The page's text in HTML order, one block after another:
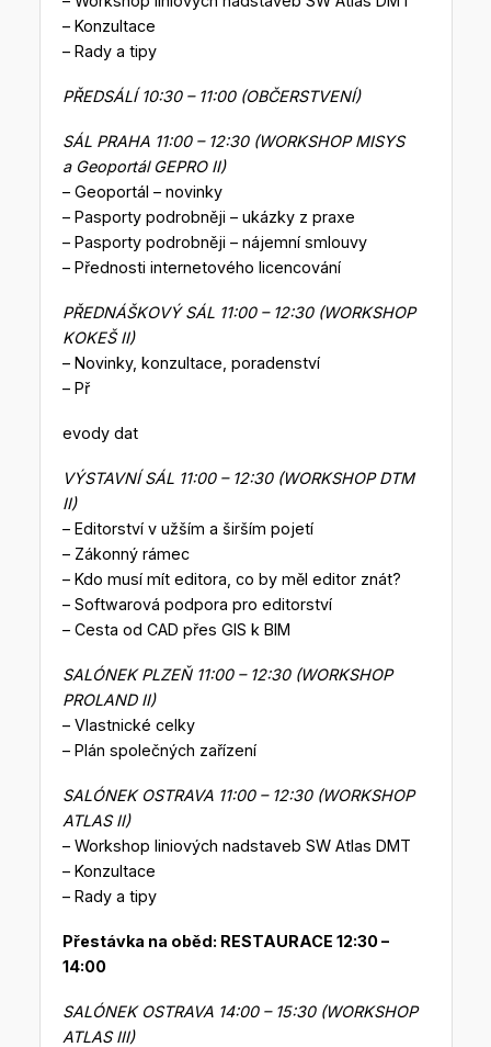
– Konzultace
– Rady a tipy
PŘEDSÁLÍ 10:30 – 11:00 (OBČERSTVENÍ)
SÁL PRAHA 11:00 – 12:30 (WORKSHOP MISYS
a Geoportál GEPRO II)
– Geoportál – novinky
– Pasporty podrobněji – ukázky z praxe
– Pasporty podrobněji – nájemní smlouvy
– Přednosti internetového licencování
PŘEDNÁŠKOVÝ SÁL 11:00 – 12:30 (WORKSHOP
KOKEŠ II)
– Novinky, konzultace, poradenství
– Př
evody dat
VÝSTAVNÍ SÁL 11:00 – 12:30 (WORKSHOP DTM
II)
– Editorství v užším a širším pojetí
– Zákonný rámec
– Kdo musí mít editora, co by měl editor znát?
– Softwarová podpora pro editorství
– Cesta od CAD přes GIS k BIM
SALÓNEK PLZEŇ 11:00 – 12:30 (WORKSHOP
PROLAND II)
– Vlastnické celky
– Plán společných zařízení
SALÓNEK OSTRAVA 11:00 – 12:30 (WORKSHOP
ATLAS II)
– Workshop liniových nadstaveb SW Atlas DMT
– Konzultace
– Rady a tipy
Přestávka na oběd: RESTAURACE 12:30 –
14:00
SALÓNEK OSTRAVA 14:00 – 15:30 (WORKSHOP
ATLAS III)